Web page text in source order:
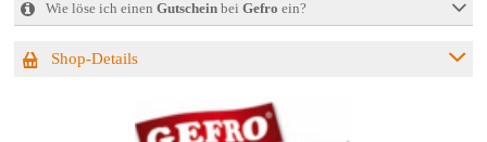
Wie löse ich einen Gutscheinbei Gefro ein?
Shop-Details